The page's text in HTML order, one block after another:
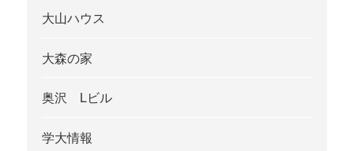
大山ハウス
大森の家
奥沢 Lビル
学大情報